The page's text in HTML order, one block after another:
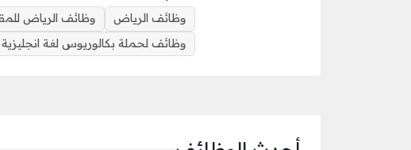
وظائف الرياض
وظائف الرياض
وظائف لحملة بكالوريوس لغة انجليزية